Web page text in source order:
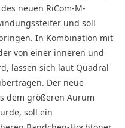
neuen RiCom-M-
und soll
In Kombination mit
von einer inneren und
lassen sich laut Quadral
Der neue
dem größeren Aurum
soll ein